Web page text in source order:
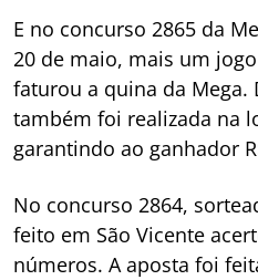
E no concurso 2865 da
20 de maio, mais um
faturou a quina da Mega.
também foi realizada na
garantindo ao ganhador
No concurso 2864,
feito em São Vicente
números. A aposta foi